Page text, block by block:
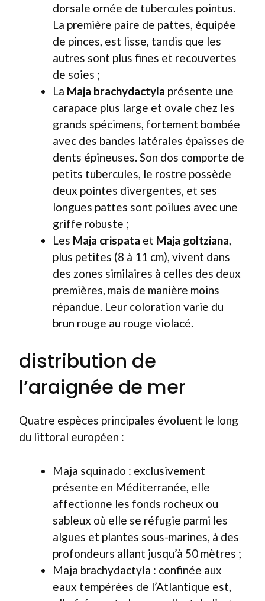
dorsale ornée de tubercules pointus.
La première paire de pattes, équipée
de pinces, est lisse, tandis que les
autres sont plus fines et recouvertes
de soies ;
La Maja brachydactyla présente une
carapace plus large et ovale chez les
grands spécimens, fortement bombée
avec des bandes latérales épaisses de
dents épineuses. Son dos comporte de
petits tubercules, le rostre possède
deux pointes divergentes, et ses
longues pattes sont poilues avec une
griffe robuste ;
Les Maja crispata et Maja goltziana
plus petites (8 à 11 cm), vivent dans
des zones similaires à celles des deux
premières, mais de manière moins
répandue. Leur coloration varie du
brun rouge au rouge violacé.
distribution de
l’araignée de mer
Quatre espèces principales évoluent le long
du littoral européen :
Maja squinado : exclusivement
présente en Méditerranée, elle
affectionne les fonds rocheux ou
sableux où elle se réfugie parmi les
algues et plantes sous-marines, à des
profondeurs allant jusqu’à 50 mètres ;
Maja brachydactyla : confinée aux
eaux tempérées de l’Atlantique est,